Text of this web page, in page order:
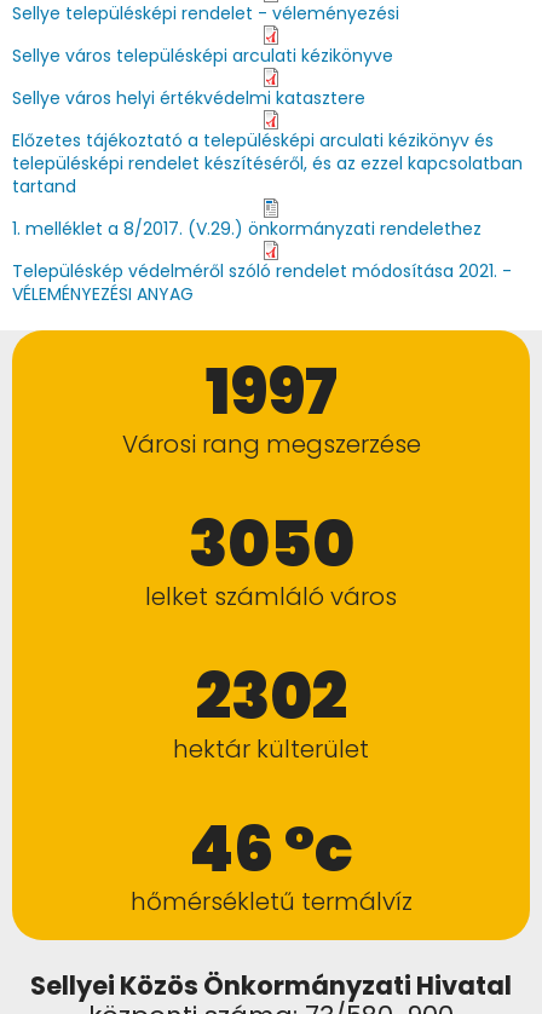
Sellye településképi rendelet - véleményezési
Sellye város településképi arculati kézikönyve
Sellye város helyi értékvédelmi katasztere
Előzetes tájékoztató a településképi arculati kézikönyv és
településképi rendelet készítéséről, és az ezzel kapcsolatban
tartand
1. melléklet a 8/2017. (V.29.) önkormányzati rendelethez
Településkép védelméről szóló rendelet módosítása 2021. -
VÉLEMÉNYEZÉSI ANYAG
1997
Városi rang megszerzése
3050
lelket számláló város
2302
hektár külterület
46 °c
hőmérsékletű termálvíz
Sellyei Közös Önkormányzati Hivatal